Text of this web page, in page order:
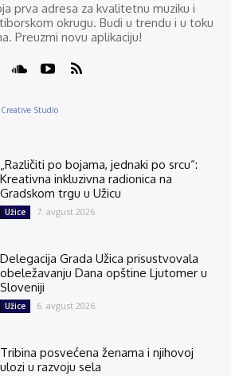
prva adresa za kvalitetnu muziku i
okrugu. Budi u trendu i u toku
Preuzmi novu aplikaciju!
Studio
„Različiti po bojama, jednaki po srcu“:
Kreativna inkluzivna radionica na
Gradskom trgu u Užicu
Užice 7. avgust 2026.
Delegacija Grada Užica prisustvovala
obeležavanju Dana opštine Ljutomer u
Sloveniji
Užice 6. avgust 2026.
Tribina posvećena ženama i njihovoj
ulozi u razvoju sela